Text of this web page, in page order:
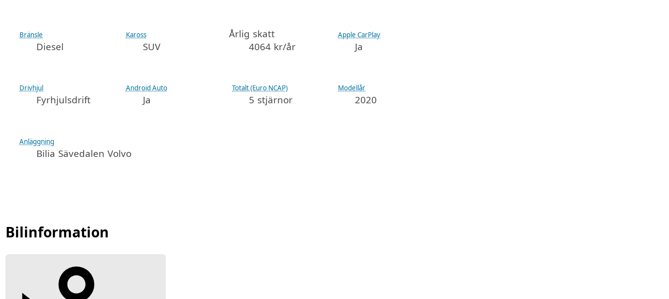
Bränsle
Diesel
Kaross
SUV
Årlig skatt
4064 kr/år
Apple CarPlay
Ja
Drivhjul
Fyrhjulsdrift
Android Auto
Ja
Totalt (Euro NCAP)
5 stjärnor
Modellår
2020
Anläggning
Bilia Sävedalen Volvo
Bilinformation